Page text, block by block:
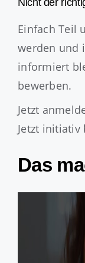
Einfach Teil
werden und
informiert
bewerben.
Jetzt
Jetzt initiativ
Das